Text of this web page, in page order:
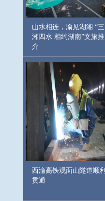
山水相连，渝见湖湘 “三
湘四水 相约湖南”文旅推
介
西渝高铁观面山隧道顺利
贯通